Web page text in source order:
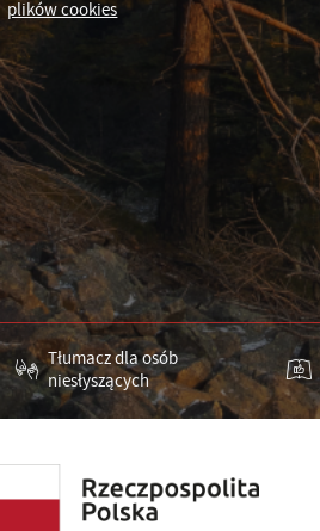
plików cookies
Tłumacz dla osób
niesłyszących